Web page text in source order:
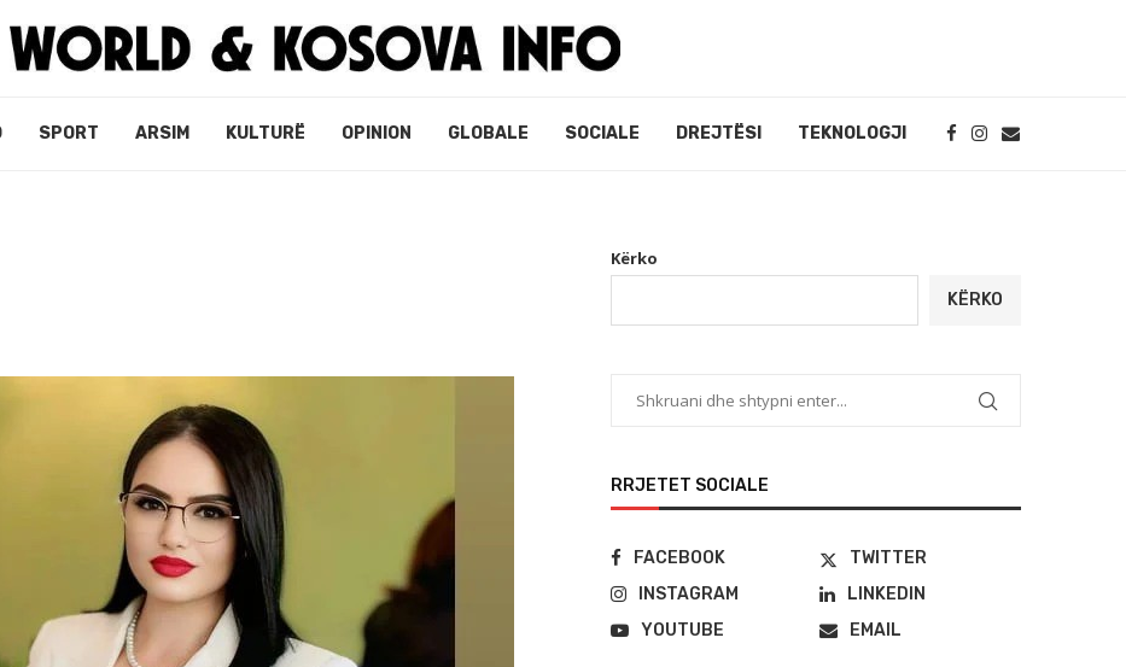
SPORT ARSIM KULTURË OPINION GLOBALE SOCIALE DREJTËSI TEKNOLOGJI
Kërko
KËRKO
RRJETET SOCIALE
FACEBOOK
TWITTER
INSTAGRAM
LINKEDIN
YOUTUBE
EMAIL